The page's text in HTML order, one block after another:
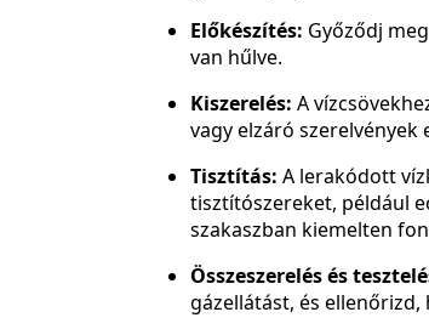
Előkészítés: Győződj
van hűlve.
Kiszerelés: A
vagy elzáró szerelvények
Tisztítás: A lerakódott
tisztítószereket, például
szakaszban kiemelten
Összeszerelés és
gázellátást, és